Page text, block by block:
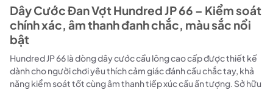
Dây Cước Đan Vợt Hundred JP 66 – Kiểm soát
chính xác, âm thanh đanh chắc, màu sắc nổi
bật
Hundred JP 66 là dòng dây cước cầu lông cao cấp được thiết kế
dành cho người chơi yêu thích cảm giác đánh cầu chắc tay, khả
năng kiểm soát tốt cùng âm thanh tiếp xúc cầu ấn tượng. Sở hữu